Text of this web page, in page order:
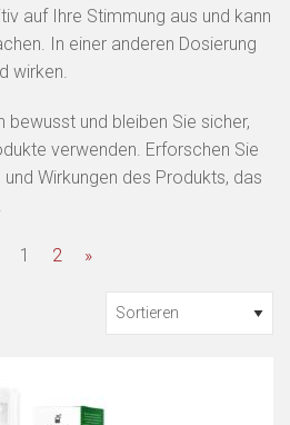
auf Ihre Stimmung aus und kann
In einer anderen Dosierung
wirken.
bewusst und bleiben Sie sicher,
verwenden. Erforschen Sie
Wirkungen des Produkts, das
1 2 »